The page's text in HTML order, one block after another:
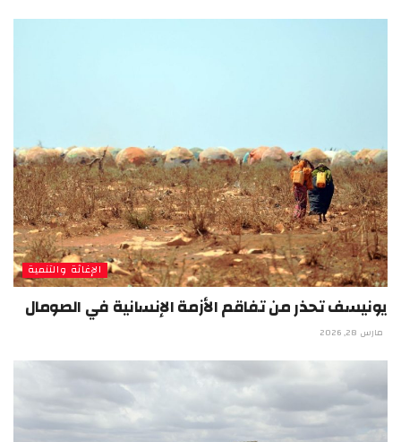
الإغاثة والتنمية
يونيسف تحذر من تفاقم الأزمة الإنسانية في الصومال
مارس 28, 2026